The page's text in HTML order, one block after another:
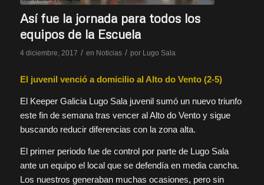
Así fue la jornada para todos los
equipos de la Escuela
4 diciembre, 2017 / en Noticias / por Lugo Sala
El juvenil venció a domicilio al Alto do Vento (2-5)
El Keeper Galicia Lugo Sala juvenil sumó un nuevo triunfo
este fin de semana tras vencer al Alto do Vento y sigue
buscando reducir diferencias con la zona alta.
El primer periodo fue de control por parte de Lugo Sala
ante un equipo el local que se defendía en media cancha.
Los nuestros generaban muchas ocasiones, pero sin